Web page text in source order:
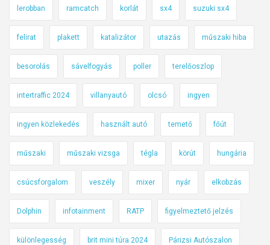
lerobban ramcatch korlát sx4 suzuki sx4
felirat plakett katalizátor utazás műszaki hiba
besorolás sávelfogyás poller terelőoszlop
intertraffic 2024 villanyautó olcsó ingyen
ingyen közlekedés használt autó temető főút
műszaki műszaki vizsga tégla körút hungária
csúcsforgalom veszély mixer nyár elkobzás
Dolphin infotainment RATP figyelmeztető jelzés
különlegesség brit mini túra 2024 Párizsi Autószalon